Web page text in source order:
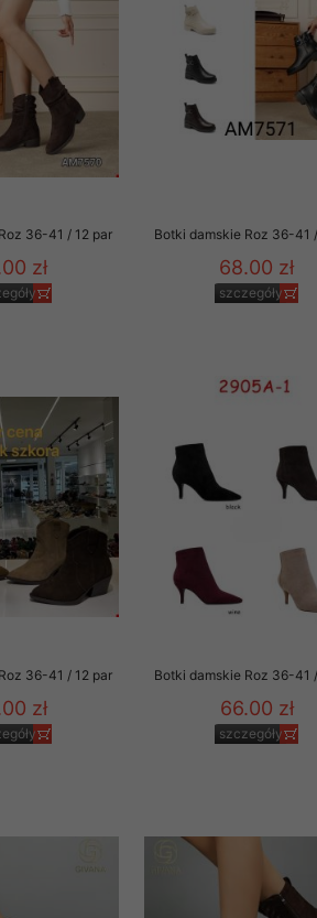
36-41 / 12 par
zł
Botki damskie Roz 36-41
68.00 zł
szczegóły
36-41 / 12 par
zł
Botki damskie Roz 36-41
66.00 zł
szczegóły